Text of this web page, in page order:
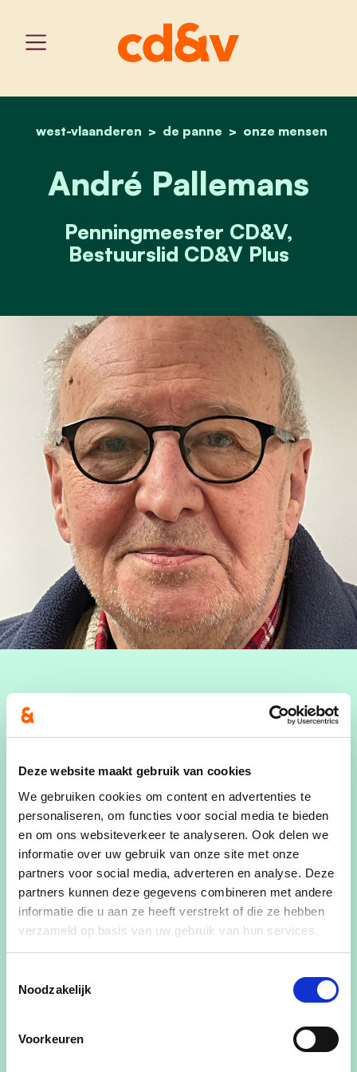
Deze website maakt gebruik van cookies
We gebruiken cookies om content en advertenties te
personaliseren, om functies voor social media te bieden
en om ons websiteverkeer te analyseren. Ook delen we
informatie over uw gebruik van onze site met onze
partners voor social media, adverteren en analyse. Deze
partners kunnen deze gegevens combineren met andere
informatie die u aan ze heeft verstrekt of die ze hebben
verzameld op basis van uw gebruik van hun services.
Noodzakelijk
Voorkeuren
home
west-vlaanderen de panne onze mensen
andré pallemans
André Pallemans
Penningmeester CD&V,
Bestuurslid CD&V Plus
Wie is André?
André Pallemans (77) is geboren in Berendrecht
(Antwerpen), gehuwd met Nicole Van Hal, heeft
één dochter, Annick Arnouts, en is de fiere en
trotse bompa van kleinkind Naomi De Backer en
van achterkleinkind Marielou Wellecomme. Hij
studeerde graduaat Boekhouden & Distributie. Hij
heeft 6 maanden bij het Provinciebestuur
Antwerpen & General Motors Cy Antwerpen
gewerkt, met daarna 31 jaar actieve dienst bij
Monsanto Europe N.V. Na een mooie carriére is hij
Panne sinds mei 2006 en is mede-oprichter in